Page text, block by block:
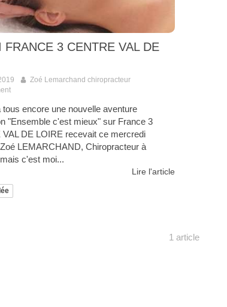
FRANCE 3 CENTRE VAL DE
Zoé Lemarchand chiropracteur
tous encore une nouvelle aventure
"Ensemble c'est mieux" sur France 3
VAL DE LOIRE recevait ce mercredi
LEMARCHAND, Chiropracteur à
c'est moi...
Lire l'article
1 article